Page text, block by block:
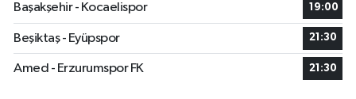
Başakşehir - Kocaelispor
19:00
Beşiktaş - Eyüpspor 21:30
Amed - Erzurumspor FK 21:30